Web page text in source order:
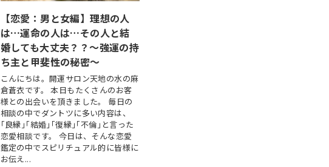
【恋愛：男と女編】理想の人
は…運命の人は…その人と結
婚しても大丈夫？？～強運の持
ち主と甲斐性の秘密～
こんにちは。開運サロン天地の水の麻
倉蒼衣です。 本日もたくさんのお客
様との出会いを頂きました。 毎日の
相談の中でダントツに多い内容は、
｢良縁｣｢結婚｣｢復縁｣｢不倫｣と言った
恋愛相談です。 今日は、そんな恋愛
鑑定の中でスピリチュアル的に皆様に
お伝え...